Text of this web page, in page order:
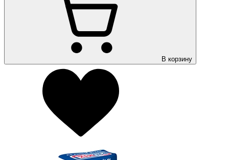
В корзину